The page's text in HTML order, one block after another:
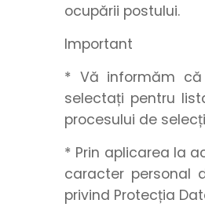
ocupării postului.
Important
* Vă informăm că
selectați pentru
procesului de
* Prin aplicarea la
caracter personal
privind Protecția